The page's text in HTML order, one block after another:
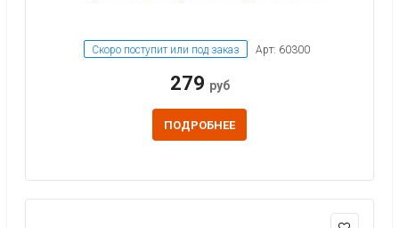
Скоро поступит или под заказ Арт: 60300
279 руб
ПОДРОБНЕЕ